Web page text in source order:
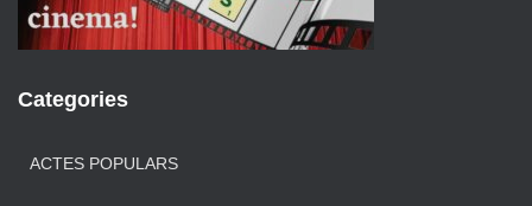
Categories
ACTES POPULARS